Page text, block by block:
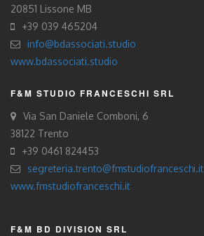
20851 Lissone MB
+39 039 465204
info@bdassociati.studio
www.bdassociati.studio
F&M STUDIO FRANCESCHI SRL
Via San Daniele Comboni, 6
38122 Trento
+39 0461 824453
segreteria.trento@fmstudiofranceschi.it
www.fmstudiofranceschi.it
F&M BD DIVISION SRL